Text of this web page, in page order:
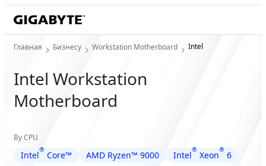
Главная Бизнесу Workstation Motherboard Intel
Intel Workstation
Motherboard
By CPU
Intel® Core™ AMD Ryzen™ 9000 Intel® Xeon® 6